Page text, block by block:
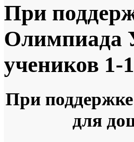
При
Олимпиада
учеников 1-
При
для